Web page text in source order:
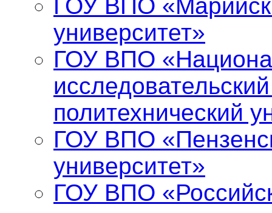
ГОУ ВПО
университет»
ГОУ ВПО
политехнический
ГОУ ВПО
университет»
ГОУ ВПО